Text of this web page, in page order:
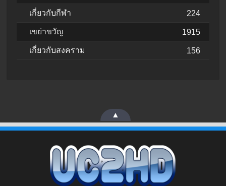
เกี่ยวกับกีฬา 224
เขย่าขวัญ 1915
เกี่ยวกับสงคราม 156
▲